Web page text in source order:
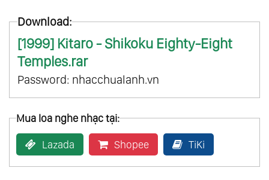
Download:
[1999] Kitaro - Shikoku Eighty-Eight
Temples.rar
Password: nhacchualanh.vn
Mua loa nghe nhạc tại:
Lazada Shopee TiKi